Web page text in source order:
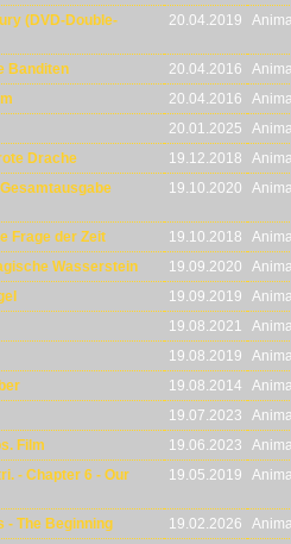
(DVD-Double-
20.04.2019
Banditen 20.04.2016
20.04.2016
20.01.2025
Drache
19.12.2018
19.10.2020
Frage der Zeit 19.10.2018
Wasserstein
19.09.2020
19.09.2019
19.08.2021
19.08.2019
19.08.2014
19.07.2023
Film
19.06.2023
- Chapter 6 - Our
19.05.2019
- The Beginning 19.02.2026